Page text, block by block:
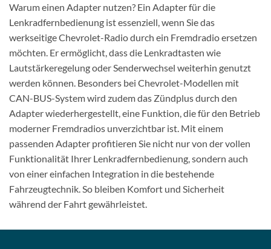
Warum einen Adapter nutzen? Ein Adapter für die
Lenkradfernbedienung ist essenziell, wenn Sie das
werkseitige Chevrolet-Radio durch ein Fremdradio ersetzen
möchten. Er ermöglicht, dass die Lenkradtasten wie
Lautstärkeregelung oder Senderwechsel weiterhin genutzt
werden können. Besonders bei Chevrolet-Modellen mit
CAN-BUS-System wird zudem das Zündplus durch den
Adapter wiederhergestellt, eine Funktion, die für den Betrieb
moderner Fremdradios unverzichtbar ist. Mit einem
passenden Adapter profitieren Sie nicht nur von der vollen
Funktionalität Ihrer Lenkradfernbedienung, sondern auch
von einer einfachen Integration in die bestehende
Fahrzeugtechnik. So bleiben Komfort und Sicherheit
während der Fahrt gewährleistet.